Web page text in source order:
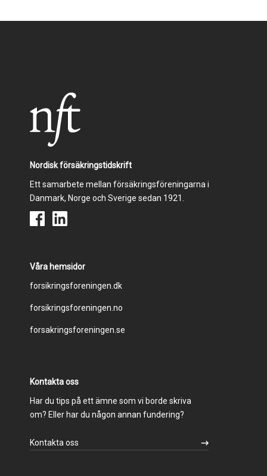
Nordisk försäkringstidskrift
Ett samarbete mellan försäkringsföreningarna i
Danmark, Norge och Sverige sedan 1921.
Våra hemsidor
Footer
menu
forsikringsforeningen.dk
forsikringsforeningen.no
forsakringsforeningen.se
Kontakta oss
Har du tips på ett ämne som vi borde skriva
om? Eller har du någon annan fundering?
Kontakta oss